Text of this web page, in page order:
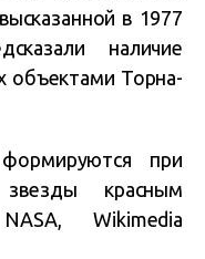
в 1977
наличие
объектами Торна-